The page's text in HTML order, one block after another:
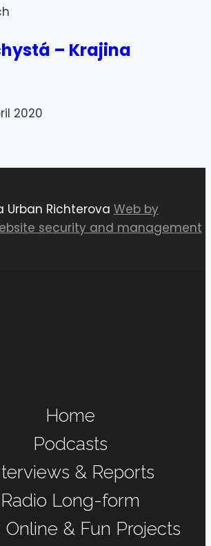
– Krajina
2020
Urban Richterova Web by
security and management
Home
Podcasts
& Reports
Radio Long-form
Online & Fun Projects